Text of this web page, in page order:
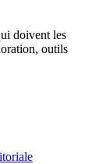
doivent les
outils